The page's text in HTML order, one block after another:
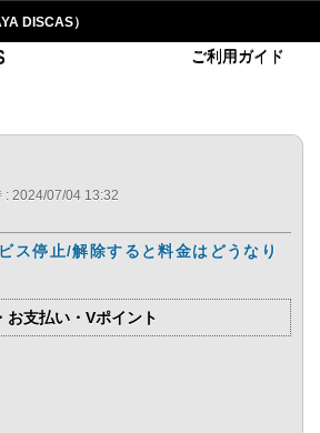
DISCAS）
ご利用ガイド
: 2024/07/04 13:32
ス停止/解除すると料金はどうなり
お支払い・Vポイント